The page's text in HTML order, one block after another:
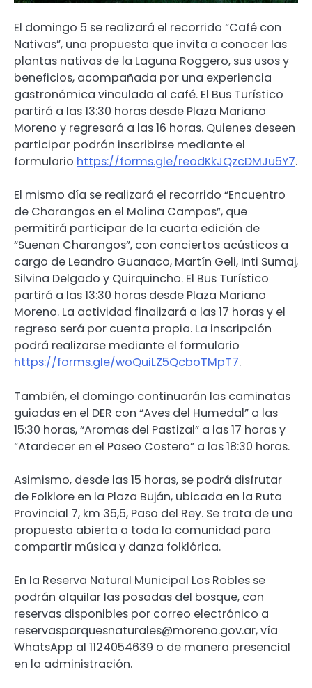
El domingo 5 se realizará el recorrido “Café con
Nativas”, una propuesta que invita a conocer las
plantas nativas de la Laguna Roggero, sus usos y
beneficios, acompañada por una experiencia
gastronómica vinculada al café. El Bus Turístico
partirá a las 13:30 horas desde Plaza Mariano
Moreno y regresará a las 16 horas. Quienes deseen
participar podrán inscribirse mediante el
formulario https://forms.gle/reodKkJQzcDMJu5Y7.
El mismo día se realizará el recorrido “Encuentro
de Charangos en el Molina Campos”, que
permitirá participar de la cuarta edición de
“Suenan Charangos”, con conciertos acústicos a
cargo de Leandro Guanaco, Martín Geli, Inti Sumaj,
Silvina Delgado y Quirquincho. El Bus Turístico
partirá a las 13:30 horas desde Plaza Mariano
Moreno. La actividad finalizará a las 17 horas y el
regreso será por cuenta propia. La inscripción
podrá realizarse mediante el formulario
https://forms.gle/woQuiLZ5QcboTMpT7.
También, el domingo continuarán las caminatas
guiadas en el DER con “Aves del Humedal” a las
15:30 horas, “Aromas del Pastizal” a las 17 horas y
“Atardecer en el Paseo Costero” a las 18:30 horas.
Asimismo, desde las 15 horas, se podrá disfrutar
de Folklore en la Plaza Buján, ubicada en la Ruta
Provincial 7, km 35,5, Paso del Rey. Se trata de una
propuesta abierta a toda la comunidad para
compartir música y danza folklórica.
En la Reserva Natural Municipal Los Robles se
podrán alquilar las posadas del bosque, con
reservas disponibles por correo electrónico a
reservasparquesnaturales@moreno.gov.ar, vía
WhatsApp al 1124054639 o de manera presencial
en la administración.